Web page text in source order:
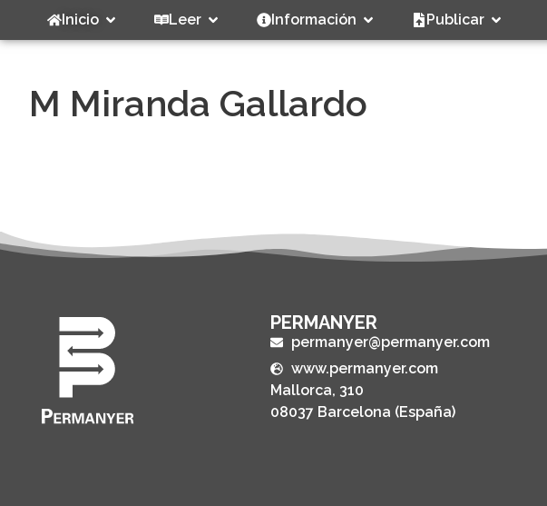
Inicio Leer Información Publicar
M Miranda Gallardo
PERMANYER
permanyer@permanyer.com
www.permanyer.com
Mallorca, 310
08037 Barcelona (España)